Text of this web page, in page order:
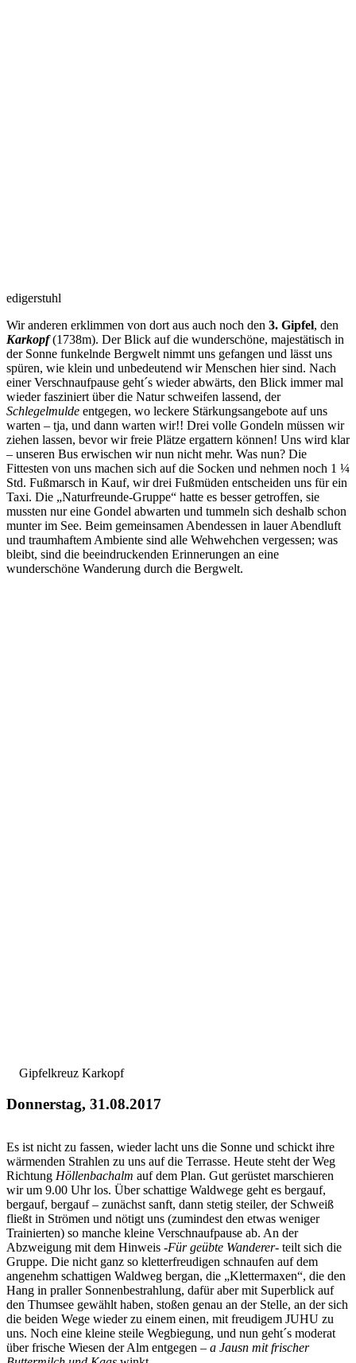
Wir anderen erklimmen von dort aus auch noch den 3. Gipfel, den
Karkopf(1738m). Der Blick auf die wunderschöne, majestätisch in
der Sonne funkelnde Bergwelt nimmt uns gefangen und lässt uns
spüren, wie klein und unbedeutend wir Menschen hier sind. Nach
einer Verschnaufpause geht´s wieder abwärts, den Blick immer mal
wieder fasziniert über die Natur schweifen lassend, der
Schlegelmulde entgegen, wo leckere Stärkungsangebote auf uns
warten – tja, und dann warten wir!! Drei volle Gondeln müssen wir
ziehen lassen, bevor wir freie Plätze ergattern können! Uns wird klar
– unseren Bus erwischen wir nun nicht mehr. Was nun? Die
Fittesten von uns machen sich auf die Socken und nehmen noch 1 ¼
Std. Fußmarsch in Kauf, wir drei Fußmüden entscheiden uns für ein
Taxi. Die „Naturfreunde-Gruppe“ hatte es besser getroffen, sie
mussten nur eine Gondel abwarten und tummeln sich deshalb schon
munter im See. Beim gemeinsamen Abendessen in lauer Abendluft
und traumhaftem Ambiente sind alle Wehwehchen vergessen; was
bleibt, sind die beeindruckenden Erinnerungen an eine
wunderschöne Wanderung durch die Bergwelt.
Gipfelkreuz Karkopf
Donnerstag, 31.08.2017
Es ist nicht zu fassen, wieder lacht uns die Sonne und schickt ihre
wärmenden Strahlen zu uns auf die Terrasse. Heute steht der Weg
Richtung Höllenbachalm auf dem Plan. Gut gerüstet marschieren
wir um 9.00 Uhr los. Über schattige Waldwege geht es bergauf,
bergauf, bergauf – zunächst sanft, dann stetig steiler, der Schweiß
fließt in Strömen und nötigt uns (zumindest den etwas weniger
Trainierten) so manche kleine Verschnaufpause ab. An der
Abzweigung mit dem Hinweis -Für geübte Wanderer- teilt sich die
Gruppe. Die nicht ganz so kletterfreudigen schnaufen auf dem
angenehm schattigen Waldweg bergan, die „Klettermaxen“, die den
Hang in praller Sonnenbestrahlung, dafür aber mit Superblick auf
den Thumsee gewählt haben, stoßen genau an der Stelle, an der sich
die beiden Wege wieder zu einem einen, mit freudigem JUHU zu
uns. Noch eine kleine steile Wegbiegung, und nun geht´s moderat
über frische Wiesen der Alm entgegen – a Jausn mit frischer